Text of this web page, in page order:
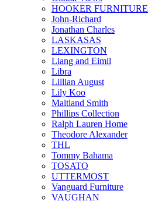
HOOKER FURNITURE
John-Richard
Jonathan Charles
LASKASAS
LEXINGTON
Liang and Eimil
Libra
Lillian August
Lily Koo
Maitland Smith
Phillips Collection
Ralph Lauren Home
Theodore Alexander
THL
Tommy Bahama
TOSATO
UTTERMOST
Vanguard Furniture
VAUGHAN